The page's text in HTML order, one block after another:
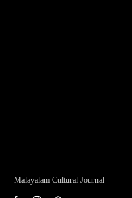
Malayalam Cultural Journal